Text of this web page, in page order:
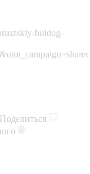
buldog-
Поделиться